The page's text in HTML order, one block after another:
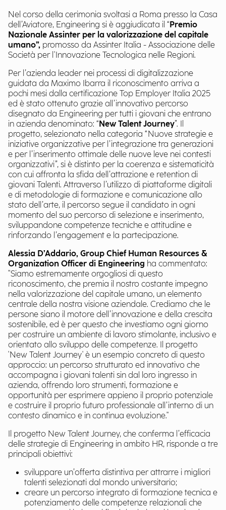
Nel corso della cerimonia svoltasi a Roma presso la Casa
dell’Aviatore, Engineering si è aggiudicata il “Premio
Nazionale Assinter per la valorizzazione del capitale
umano”, promosso da Assinter Italia - Associazione delle
Società per l'Innovazione Tecnologica nelle Regioni.
Per l’azienda leader nei processi di digitalizzazione
guidata da Maximo Ibarra il riconoscimento arriva a
pochi mesi dalla certificazione Top Employer Italia 2025
ed è stato ottenuto grazie all’innovativo percorso
disegnato da Engineering per tutti i giovani che entrano
in azienda denominato: “New Talent Journey”. Il
progetto, selezionato nella categoria “Nuove strategie e
iniziative organizzative per l’integrazione tra generazioni
e per l’inserimento ottimale delle nuove leve nei contesti
organizzativi”, si è distinto per la coerenza e sistematicità
con cui affronta la sfida dell’attrazione e retention di
giovani Talenti. Attraverso l’utilizzo di piattaforme digitali
e di metodologie di formazione e comunicazione allo
stato dell’arte, il percorso segue il candidato in ogni
momento del suo percorso di selezione e inserimento,
sviluppandone competenze tecniche e attitudine e
rinforzando l’engagement e la partecipazione.
Alessia D’Addario, Group Chief Human Resources &
Organization Officer di Engineering ha commentato:
"Siamo estremamente orgogliosi di questo
riconoscimento, che premia il nostro costante impegno
nella valorizzazione del capitale umano, un elemento
centrale della nostra visione aziendale. Crediamo che le
persone siano il motore dell’innovazione e della crescita
sostenibile, ed è per questo che investiamo ogni giorno
per costruire un ambiente di lavoro stimolante, inclusivo e
orientato allo sviluppo delle competenze. Il progetto
'New Talent Journey' è un esempio concreto di questo
approccio: un percorso strutturato ed innovativo che
accompagna i giovani talenti sin dal loro ingresso in
azienda, offrendo loro strumenti, formazione e
opportunità per esprimere appieno il proprio potenziale
e costruire il proprio futuro professionale all’interno di un
contesto dinamico e in continua evoluzione."
Il progetto New Talent Journey, che conferma l’efficacia
delle strategie di Engineering in ambito HR, risponde a tre
principali obiettivi:
sviluppare un’offerta distintiva per attrarre i migliori
talenti selezionati dal mondo universitario;
creare un percorso integrato di formazione tecnica e
potenziamento delle competenze relazionali che